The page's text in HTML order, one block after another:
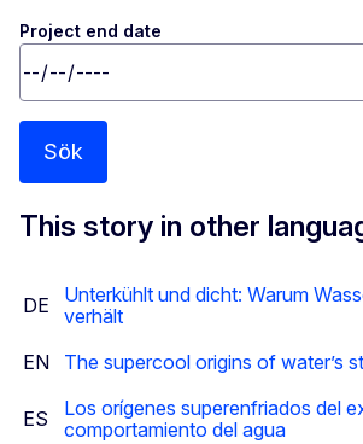
Project end date
Sök
This story in other
DE
Unterkühlt und dicht: Warum
verhält
EN
The supercool origins of water’s
ES
Los orígenes superenfriados del
comportamiento del agua